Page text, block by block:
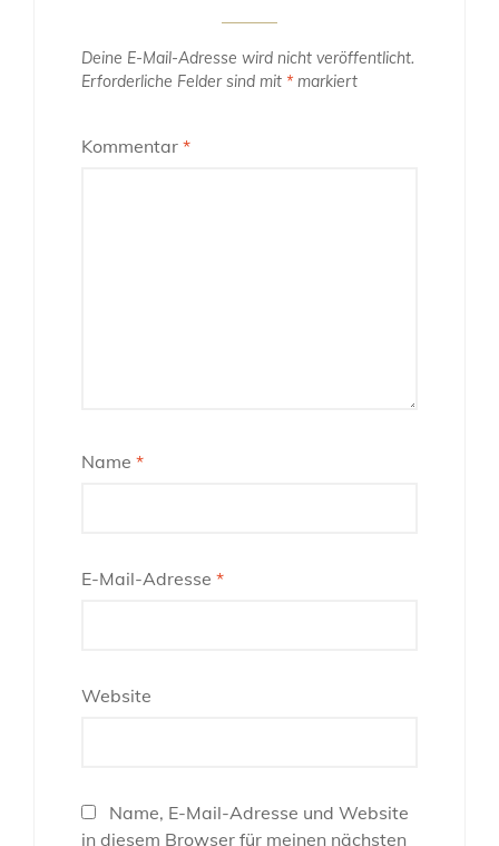
Deine E-Mail-Adresse wird nicht veröffentlicht.
Erforderliche Felder sind mit * markiert
Kommentar *
Name *
E-Mail-Adresse *
Website
Name, E-Mail-Adresse und Website
in diesem Browser für meinen nächsten